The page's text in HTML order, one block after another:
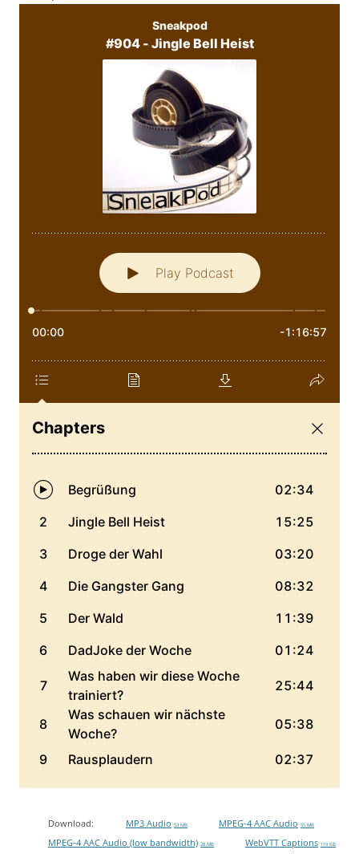
Download: MP3 Audio 53 MB MPEG-4 AAC Audio 55 MB
MPEG-4 AAC Audio (low bandwidth) 28 MB WebVTT Captions 119 KB